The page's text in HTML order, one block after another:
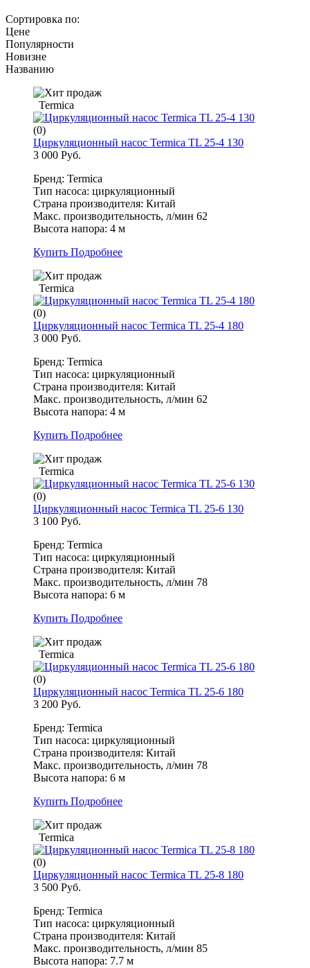
Сортировка по:
Цене
Популярности
Новизне
Названию
Termica
(0)
Циркуляционный насос Termica TL 25-4 130
3 000 Руб.
Бренд: Termica
Тип насоса: циркуляционный
Страна производителя: Китай
Макс. производительность, л/мин 62
Высота напора: 4 м
Купить Подробнее
Termica
(0)
Циркуляционный насос Termica TL 25-4 180
3 000 Руб.
Бренд: Termica
Тип насоса: циркуляционный
Страна производителя: Китай
Макс. производительность, л/мин 62
Высота напора: 4 м
Купить Подробнее
Termica
(0)
Циркуляционный насос Termica TL 25-6 130
3 100 Руб.
Бренд: Termica
Тип насоса: циркуляционный
Страна производителя: Китай
Макс. производительность, л/мин 78
Высота напора: 6 м
Купить Подробнее
Termica
(0)
Циркуляционный насос Termica TL 25-6 180
3 200 Руб.
Бренд: Termica
Тип насоса: циркуляционный
Страна производителя: Китай
Макс. производительность, л/мин 78
Высота напора: 6 м
Купить Подробнее
Termica
(0)
Циркуляционный насос Termica TL 25-8 180
3 500 Руб.
Бренд: Termica
Тип насоса: циркуляционный
Страна производителя: Китай
Макс. производительность, л/мин 85
Высота напора: 7.7 м